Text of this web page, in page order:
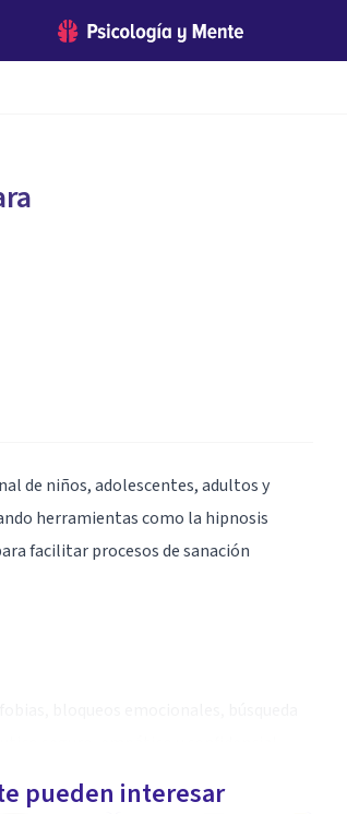
de niños, adolescentes, adultos y
herramientas como la hipnosis
facilitar procesos de sanación
seguro, empático y confidencial,
pueden interesar